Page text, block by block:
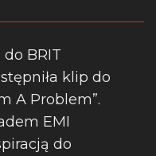
BRIT
klip do
A Problem”.
EMI
do